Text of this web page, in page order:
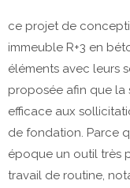
ce projet de
immeuble R+3 en
éléments avec leurs
proposée afin que la
efficace aux
de fondation. Parce
époque un outil très
travail de routine,